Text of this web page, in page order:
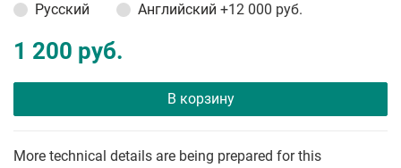
Русский
Английский +12 000 руб.
1 200 руб.
В корзину
More technical details are being prepared for this